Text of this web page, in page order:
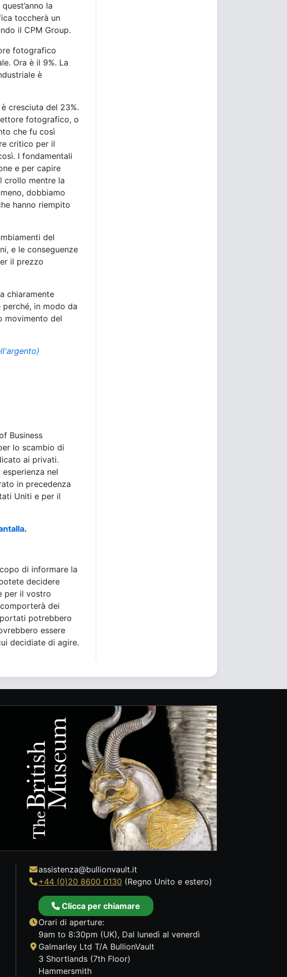
la
toccherà un
il CPM Group.
fotografico
Ora è il 9%. La
è
cresciuta del 23%.
fotografico, o
che fu così
critico per il
I fondamentali
e per capire
crollo mentre la
dobbiamo
hanno riempito
del
e le conseguenze
il prezzo
chiaramente
in modo da
movimento del
Business
lo scambio di
ai privati.
nel
in precedenza
Uniti e per il
.
di informare la
decidere
per il vostro
dei
potrebbero
essere
decidiate di agire.
assistenza@bullionvault.it
+44 (0)20 8600 0130 (Regno Unito e estero)
Clicca per chiamare
Orari di aperture:
9am to 8:30pm (UK), Dal lunedì al venerdì
Galmarley Ltd T/A BullionVault
3 Shortlands (7th Floor)
Hammersmith